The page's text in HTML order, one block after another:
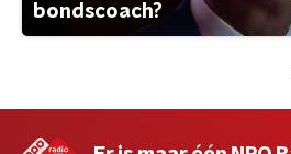
bondscoach?